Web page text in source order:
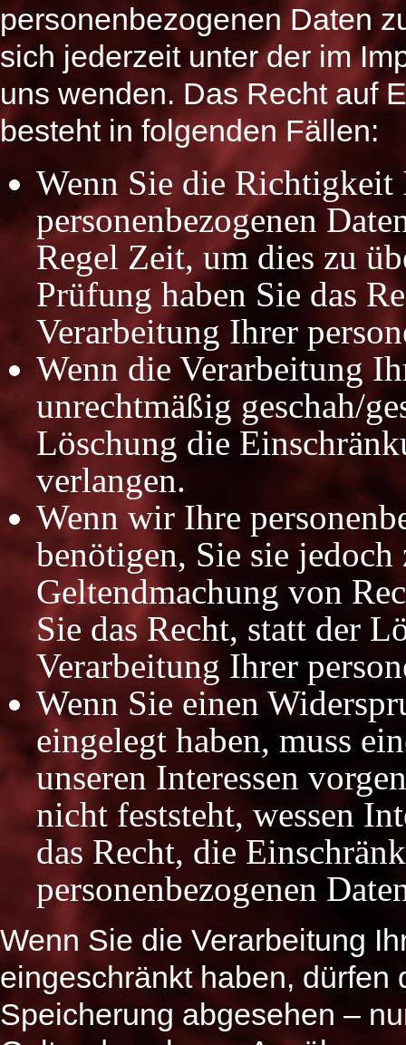
personenbezogenen Daten
sich jederzeit unter der im
uns wenden. Das Recht auf
besteht in folgenden Fällen:
Wenn Sie die Richtigkeit
personenbezogenen
Regel Zeit, um dies zu
Prüfung haben Sie das
Verarbeitung Ihrer
Wenn die Verarbeitung
unrechtmäßig geschah/
Löschung die
verlangen.
Wenn wir Ihre
benötigen, Sie sie
Geltendmachung von
Sie das Recht, statt der
Verarbeitung Ihrer
Wenn Sie einen
eingelegt haben, muss
unseren Interessen
nicht feststeht, wessen
das Recht, die
personenbezogenen
Wenn Sie die Verarbeitung
eingeschränkt haben, dürfen
Speicherung abgesehen –